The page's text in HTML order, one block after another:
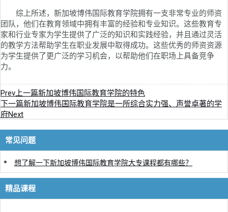
综上所述，新加坡博伟国际教育学院拥有一支非常专业的师资
团队，他们在教育领域中拥有丰富的经验和专业知识。这些教育专
家和行业专家为学生提供了广泛的知识和实践经验，并且通过灵活
的教学方法帮助学生在职业发展中取得成功。这些优秀的师资资源
为学生提供了更广泛的学习机会，以帮助他们在职场上具备竞争
力。
Prev上一篇新加坡博伟国际教育学院的特色
下一篇新加坡博伟国际教育学院是一所综合实力强、声誉卓著的学
府Next
常见问题
想了解一下新加坡博伟国际教育学院大专课程都有哪些？
精品课程